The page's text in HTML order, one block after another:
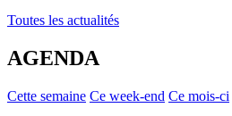
Toutes les actualités
AGENDA
Cette semaine Ce week-end Ce mois-ci